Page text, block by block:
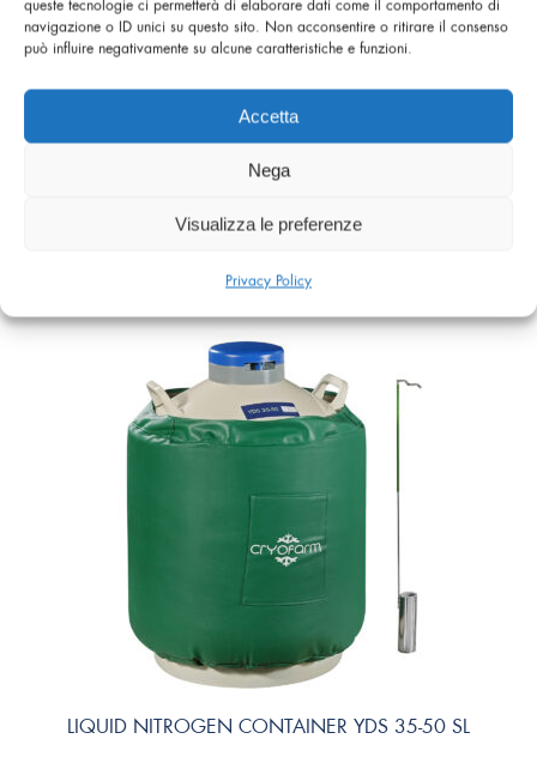
queste tecnologie ci permetterà di elaborare dati come il comportamento di
navigazione o ID unici su questo sito. Non acconsentire o ritirare il consenso
può influire negativamente su alcune caratteristiche e funzioni.
Accetta
Nega
Visualizza le preferenze
Privacy Policy
LIQUID NITROGEN CONTAINER YDS 35-50 SL